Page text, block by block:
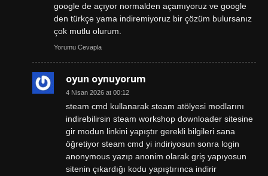
google de açıyor normalden açamıyoruz ve google
den türkçe yama indiremiyoruz bir çözüm bulursanız
çok mutlu olurum.
Yorumu Cevapla
oyun oynuyorum
4 Nisan 2026 at 00:12
steam cmd kullanarak steam atölyesi modlarını
indirebilirsin steam workshop downloader sitesine
gir modun linkini yapıştır gerekli bilgileri sana
öğretiyor steam cmd yi indiriyosun sonra login
anonymous yazıp anonim olarak griş yapıyosun
sitenin çıkardığı kodu yapıştırınca indirir